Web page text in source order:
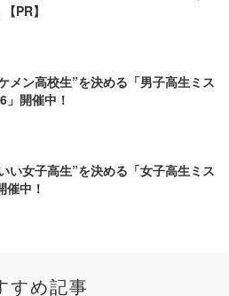
PR】
メン高校生”を決める「男子高生ミス
」開催中！
い女子高生”を決める「女子高生ミス
催中！
すめ記事